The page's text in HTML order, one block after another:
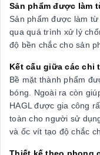
Sản phẩm được làm
Sản phẩm được làm từ
qua quá trình xử lý
độ bền chắc cho sản
Kết cấu giữa các chi
Bề mặt thành phẩm
bóng. Ngoài ra còn
HAGL được gia công
toàn cho người sử
và ốc vít tạo độ chắc
Thiết kế theo phong